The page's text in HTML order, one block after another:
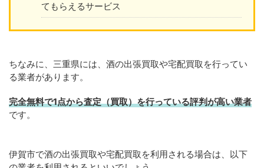
てもらえるサービス
ちなみに、三重県には、酒の出張買取や宅配買取を行ってい
る業者があります。
完全無料で1点から査定（買取）を行っている評判が高い業者
です。
伊賀市で酒の出張買取や宅配買取を利用される場合は、以下